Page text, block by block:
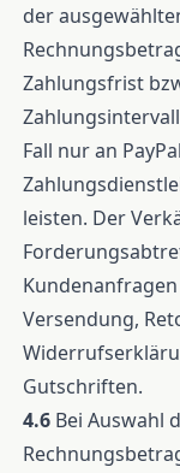
der
Zahlungsfrist
Fall nur an
leisten. Der
Versendung,
Gutschriften.
4.6 Bei Auswahl